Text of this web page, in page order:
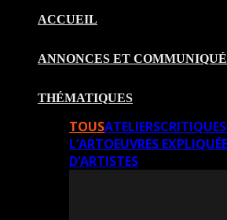
ACCUEIL
ANNONCES ET
THÉMATIQUES
TOUSATELIERS
L’ARTOEUVRES
D’ARTISTES